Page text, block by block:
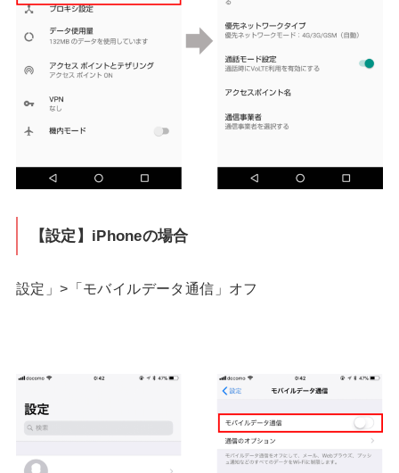
【設定】iPhoneの場合
設定」>「モバイルデータ通信」オフ